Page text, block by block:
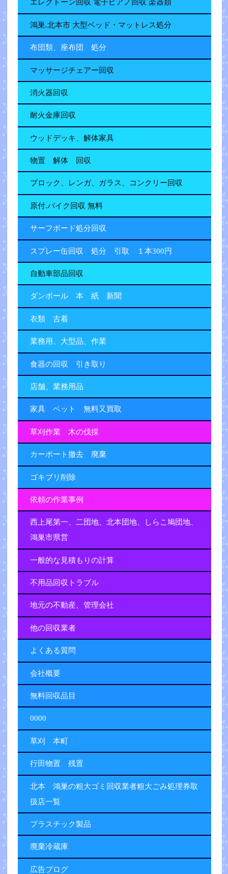
エレクトーン回収 電子ピアノ回収 楽器類
鴻巣.北本市 大型ベッド・マットレス処分
布団類、座布団 処分
マッサージチェアー回収
消火器回収
耐火金庫回収
ウッドデッキ、解体家具
物置 解体 回収
ブロック、レンガ、ガラス、コンクリー回収
原付.バイク回収 無料
サーフボード処分回収
スプレー缶回収 処分 引取 １本300円
自動車部品回収
ダンボール 本 紙 新聞
衣類 古着
業務用、大型品、作業
食器の回収 引き取り
店舗、業務用品
家具 ベット 無料又買取
草刈作業 木の伐採
カーポート撤去 廃棄
ゴキブリ削除
依頼の作業事例
西上尾第一、二団地、北本団地、しらこ鳩団地、
鴻巣市県営
一般的な見積もりの計算
不用品回収トラブル
地元の不動産、管理会社
他の回収業者
よくある質問
会社概要
無料回収品目
0000
草刈 本町
行田物置 残置
北本 鴻巣の粗大ゴミ回収業者粗大ごみ処理券取
扱店一覧
プラスチック製品
廃棄冷蔵庫
広告ブログ